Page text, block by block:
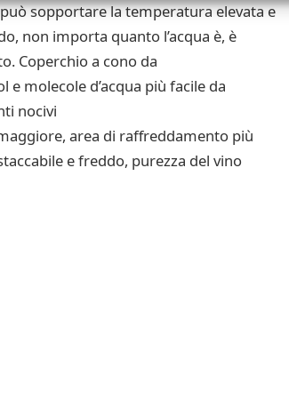
sopportare la temperatura elevata e
non importa quanto l’acqua è, è
Coperchio a cono da
molecole d’acqua più facile da
nocivi
area di raffreddamento più
e freddo, purezza del vino